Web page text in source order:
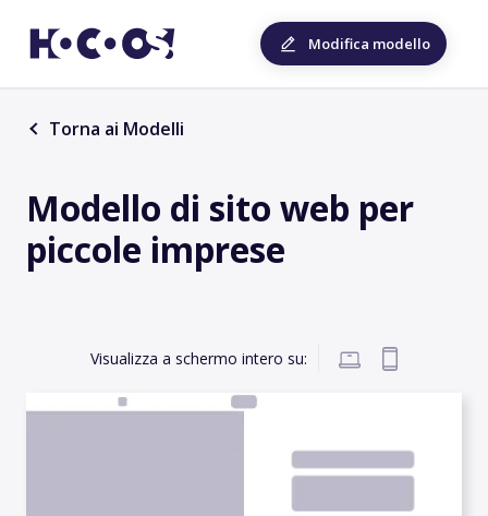
Modifica modello
Torna ai Modelli
Modello di sito web per
piccole imprese
Visualizza a schermo intero su: